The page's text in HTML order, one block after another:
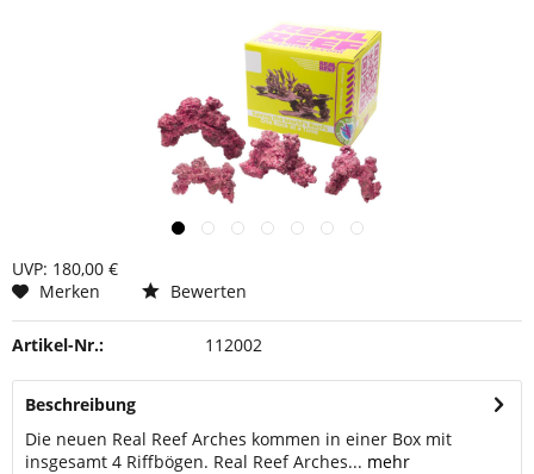
UVP: 180,00 €
Merken
Bewerten
Artikel-Nr.: 112002
Beschreibung
Die neuen Real Reef Arches kommen in einer Box mit
insgesamt 4 Riffbögen. Real Reef Arches... mehr